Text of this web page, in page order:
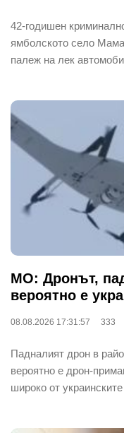
42-годишен
ямболското село
палеж на лек
МО: Дронът,
вероятно е
08.08.2026 17:31:57 333
Падналият дрон в
вероятно е дрон-
широко от